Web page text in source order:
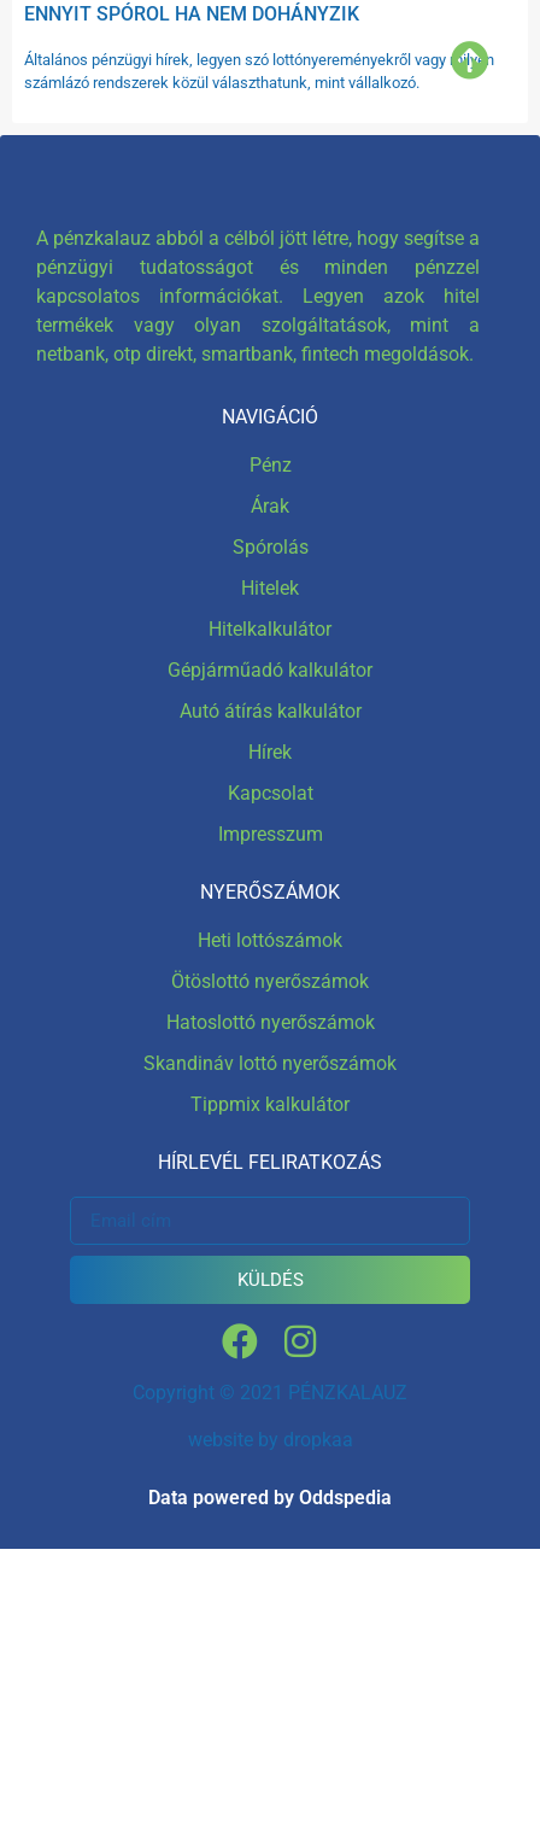
ENNYIT SPÓROL HA NEM DOHÁNYZIK
Általános pénzügyi hírek, legyen szó lottónyereményekről vagy milyen
számlázó rendszerek közül választhatunk, mint vállalkozó.
A pénzkalauz abból a célból jött létre, hogy segítse a
pénzügyi tudatosságot és minden pénzzel
kapcsolatos információkat. Legyen azok hitel
termékek vagy olyan szolgáltatások, mint a
netbank, otp direkt, smartbank, fintech megoldások.
NAVIGÁCIÓ
Pénz
Árak
Spórolás
Hitelek
Hitelkalkulátor
Gépjárműadó kalkulátor
Autó átírás kalkulátor
Hírek
Kapcsolat
Impresszum
NYERŐSZÁMOK
Heti lottószámok
Ötöslottó nyerőszámok
Hatoslottó nyerőszámok
Skandináv lottó nyerőszámok
Tippmix kalkulátor
HÍRLEVÉL FELIRATKOZÁS
KÜLDÉS
Copyright © 2021 PÉNZKALAUZ
website by dropkaa
Data powered by Oddspedia